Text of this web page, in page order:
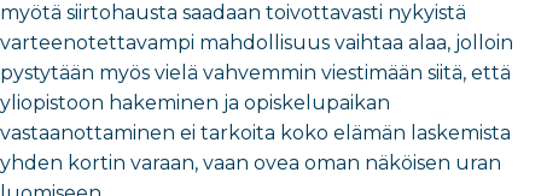
myötä siirtohausta saadaan toivottavasti nykyistä
varteenotettavampi mahdollisuus vaihtaa alaa, jolloin
pystytään myös vielä vahvemmin viestimään siitä, että
yliopistoon hakeminen ja opiskelupaikan
vastaanottaminen ei tarkoita koko elämän laskemista
yhden kortin varaan, vaan ovea oman näköisen uran